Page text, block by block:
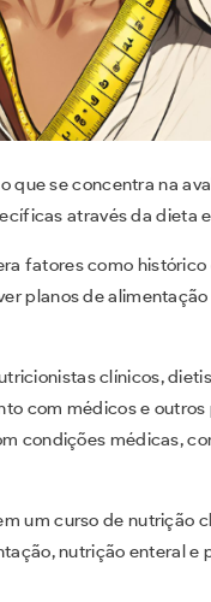
que se concentra na
através da dieta
fatores como
planos de
clínicos,
com médicos e
condições médicas,
um curso de nutrição
nutrição enteral e